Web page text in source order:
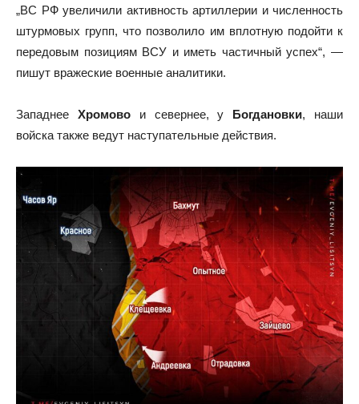
„ВС РФ увеличили активность артиллерии и численность
штурмовых групп, что позволило им вплотную подойти к
передовым позициям ВСУ и иметь частичный успех“, —
пишут вражеские военные аналитики.
Западнее Хромовои севернее, у Богдановки, наши
войска также ведут наступательные действия.